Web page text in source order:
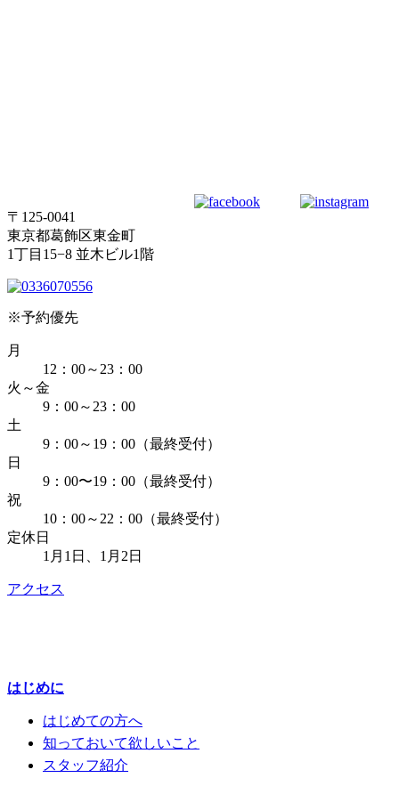
〒125-0041
東京都葛飾区東金町
1丁目15−8 並木ビル1階
※予約優先
月
12：00～23：00
火～金
9：00～23：00
土
9：00～19：00（最終受付）
日
9：00〜19：00（最終受付）
祝
10：00～22：00（最終受付）
定休日
1月1日、1月2日
アクセス
はじめに
はじめての方へ
知っておいて欲しいこと
スタッフ紹介